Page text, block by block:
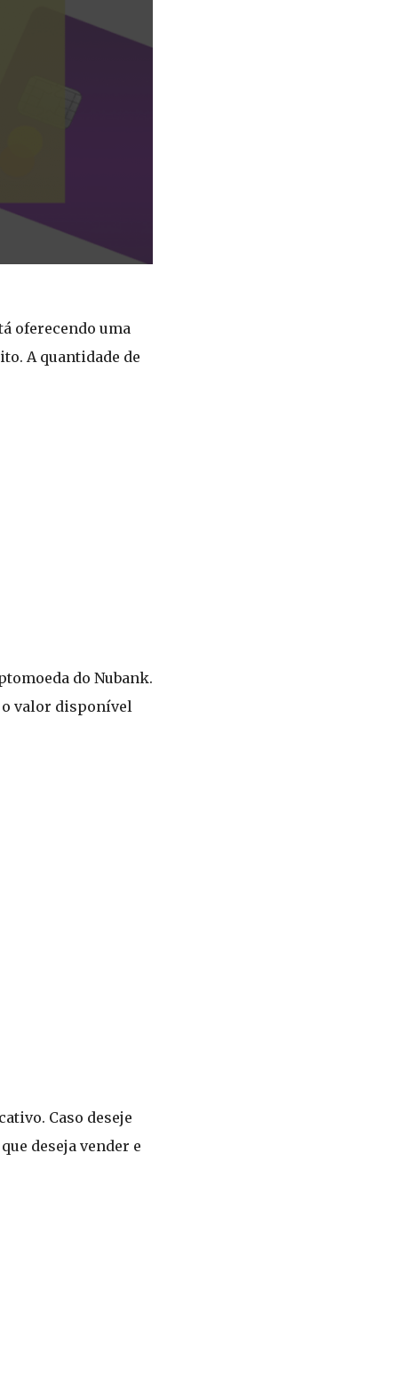
oferecendo uma
A quantidade de
do Nubank.
o valor disponível
Caso deseje
deseja vender e